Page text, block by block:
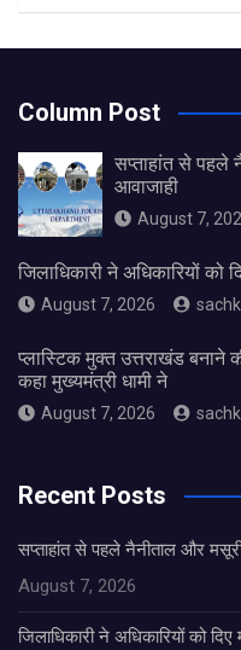
Column Post
सप्ताहांत से पहले
आवाजाही
August 7,
जिलाधिकारी ने अधिकारियों को
August 7, 2026
प्लास्टिक मुक्त उत्तराखंड बनाने
कहा मुख्यमंत्री धामी ने
August 7, 2026
Recent Posts
सप्ताहांत से पहले नैनीताल और
August 7, 2026
जिलाधिकारी ने अधिकारियों को